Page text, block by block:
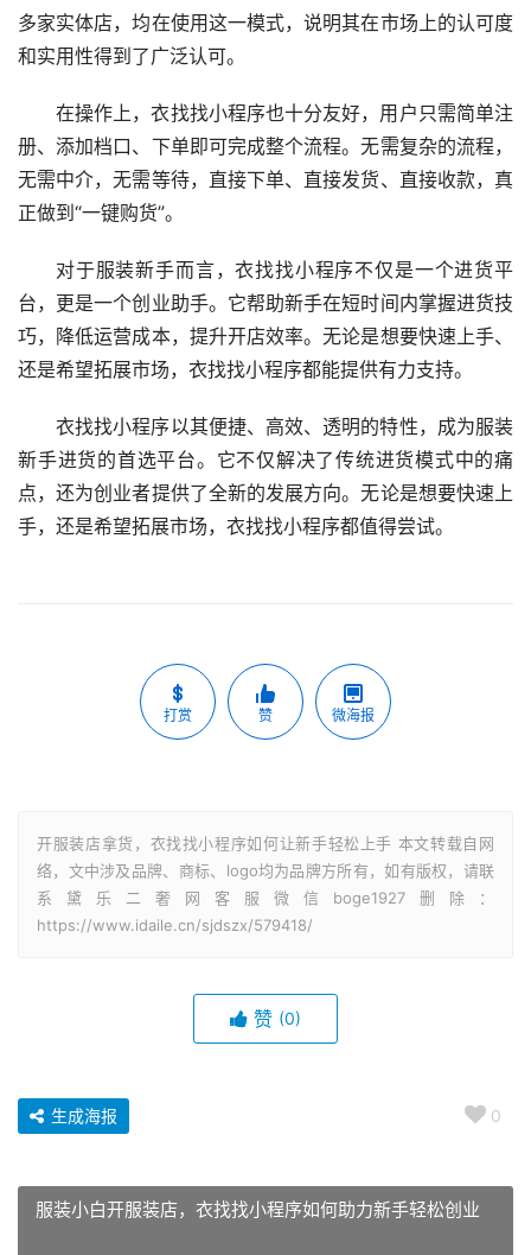
多家实体店，均在使用这一模式，说明其在市场上的认可度
和实用性得到了广泛认可。
在操作上，衣找找小程序也十分友好，用户只需简单注
册、添加档口、下单即可完成整个流程。无需复杂的流程，
无需中介，无需等待，直接下单、直接发货、直接收款，真
正做到“一键购货”。
对于服装新手而言，衣找找小程序不仅是一个进货平
台，更是一个创业助手。它帮助新手在短时间内掌握进货技
巧，降低运营成本，提升开店效率。无论是想要快速上手、
还是希望拓展市场，衣找找小程序都能提供有力支持。
衣找找小程序以其便捷、高效、透明的特性，成为服装
新手进货的首选平台。它不仅解决了传统进货模式中的痛
点，还为创业者提供了全新的发展方向。无论是想要快速上
手，还是希望拓展市场，衣找找小程序都值得尝试。
打赏 赞 微海报
开服装店拿货，衣找找小程序如何让新手轻松上手 本文转载自网
络，文中涉及品牌、商标、logo均为品牌方所有，如有版权，请联
系黛乐二奢网客服微信boge1927删除：
https://www.idaile.cn/sjdszx/579418/
赞 (0)
0
生成海报
服装小白开服装店，衣找找小程序如何助力新手轻松创业